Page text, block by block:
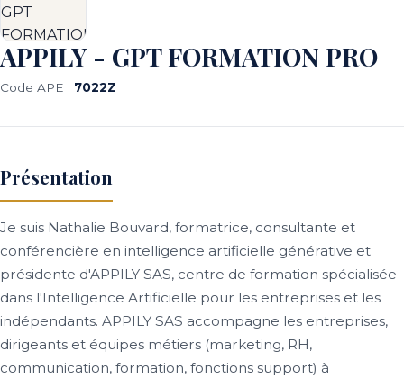
APPILY - GPT FORMATION PRO
Code APE : 7022Z
Présentation
Je suis Nathalie Bouvard, formatrice, consultante et
conférencière en intelligence artificielle générative et
présidente d'APPILY SAS, centre de formation spécialisée
dans l'Intelligence Artificielle pour les entreprises et les
indépendants. APPILY SAS accompagne les entreprises,
dirigeants et équipes métiers (marketing, RH,
communication, formation, fonctions support) à